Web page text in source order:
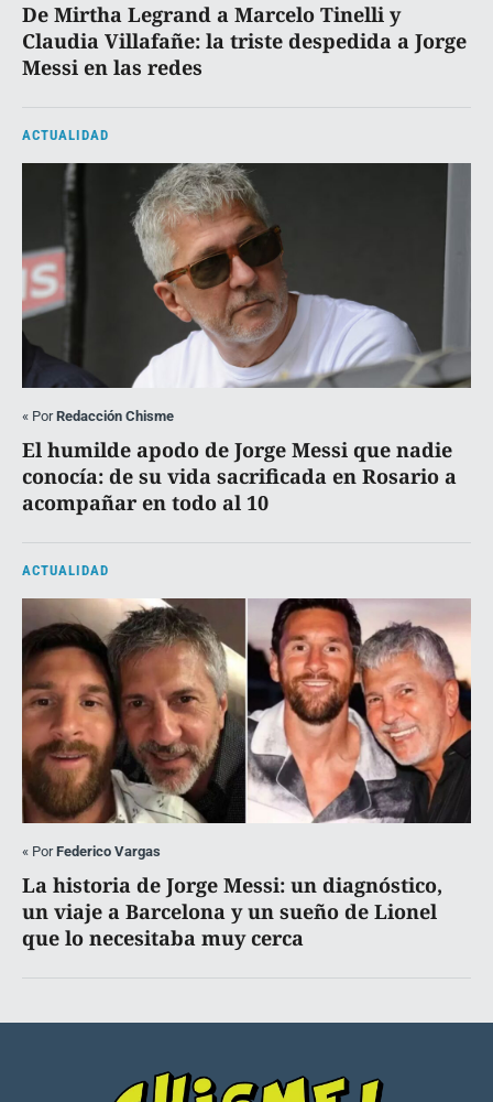
De Mirtha Legrand a Marcelo Tinelli y
Claudia Villafañe: la triste despedida a Jorge
Messi en las redes
ACTUALIDAD
« PorRedacción Chisme
El humilde apodo de Jorge Messi que nadie
conocía: de su vida sacrificada en Rosario a
acompañar en todo al 10
ACTUALIDAD
« PorFederico Vargas
La historia de Jorge Messi: un diagnóstico,
un viaje a Barcelona y un sueño de Lionel
que lo necesitaba muy cerca